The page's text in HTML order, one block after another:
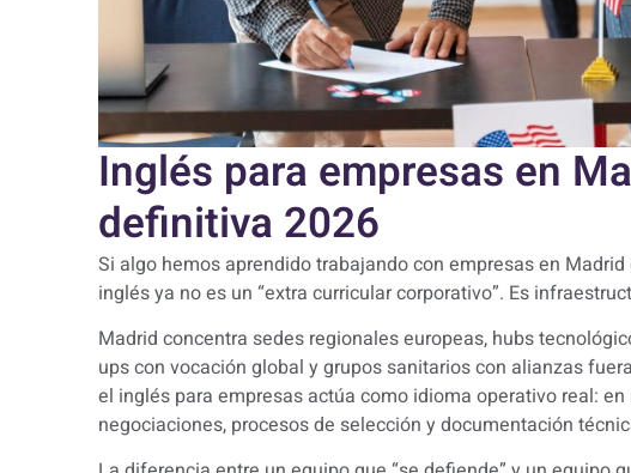
Inglés para empresas en
definitiva 2026
Si algo hemos aprendido trabajando con empresas en
inglés ya no es un “extra curricular corporativo”. Es
Madrid concentra sedes regionales europeas, hubs
ups con vocación global y grupos sanitarios con alianzas
el inglés para empresas actúa como idioma operativo real:
negociaciones, procesos de selección y documentación